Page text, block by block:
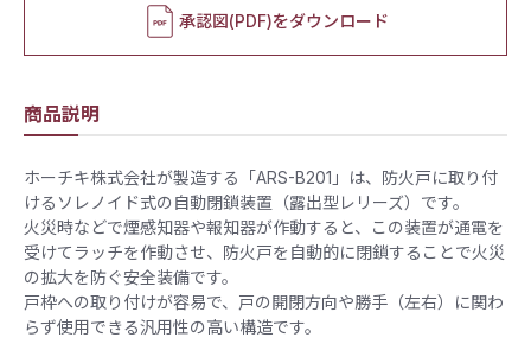
承認図(PDF)をダウンロード
商品説明
ホーチキ株式会社が製造する「ARS-B201」は、防火戸に取り付
けるソレノイド式の自動閉鎖装置（露出型レリーズ）です。
火災時などで煙感知器や報知器が作動すると、この装置が通電を
受けてラッチを作動させ、防火戸を自動的に閉鎖することで火災
の拡大を防ぐ安全装備です。
戸枠への取り付けが容易で、戸の開閉方向や勝手（左右）に関わ
らず使用できる汎用性の高い構造です。